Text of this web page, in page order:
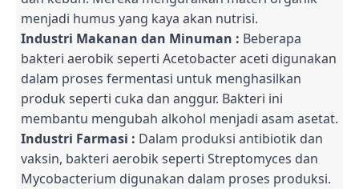
menjadi humus yang kaya akan nutrisi.
Industri Makanan dan Minuman : Beberapa
bakteri aerobik seperti Acetobacter aceti digunakan
dalam proses fermentasi untuk menghasilkan
produk seperti cuka dan anggur. Bakteri ini
membantu mengubah alkohol menjadi asam asetat.
Industri Farmasi : Dalam produksi antibiotik dan
vaksin, bakteri aerobik seperti Streptomyces dan
Mycobacterium digunakan dalam proses produksi.